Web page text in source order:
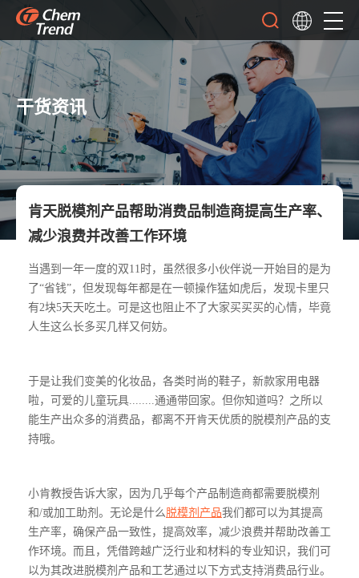
干货资讯
肯天脱模剂产品帮助消费品制造商提高生产率、
减少浪费并改善工作环境
当遇到一年一度的双11时，虽然很多小伙伴说一开始目的是为
了“省钱”，但发现每年都是在一顿操作猛如虎后，发现卡里只
有2块5天天吃土。可是这也阻止不了大家买买买的心情，毕竟
人生这么长多买几样又何妨。
于是让我们变美的化妆品，各类时尚的鞋子，新款家用电器
啦，可爱的儿童玩具........通通带回家。但你知道吗？之所以
能生产出众多的消费品，都离不开肯天优质的脱模剂产品的支
持哦。
小肯教授告诉大家，因为几乎每个产品制造商都需要脱模剂
和/或加工助剂。无论是什么 脱模剂产品我们都可以为其提高
生产率，确保产品一致性，提高效率，减少浪费并帮助改善工
作环境。而且，凭借跨越广泛行业和材料的专业知识，我们可
以为其改进脱模剂产品和工艺通过以下方式支持消费品行业。